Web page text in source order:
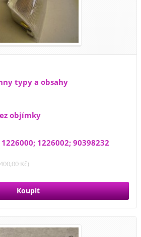
typy a obsahy
objímky
1226002; 90398232
400,00 Kč)